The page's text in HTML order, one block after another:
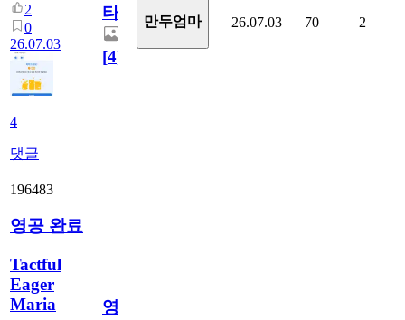
2
0
26.07.03
4
댓글
타
[4]
만두엄마 26.07.03 70 2
196483
영공 완료
Tactful
Eager
Maria
영